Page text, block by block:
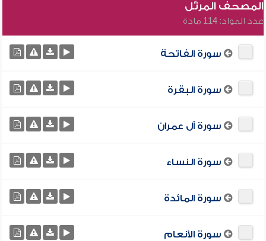
المصحف المرتّل
عدد المواد: 114 مادة
سورة الفاتحة
سورة البقرة
سورة آل عمران
سورة النساء
سورة المائدة
سورة الأنعام